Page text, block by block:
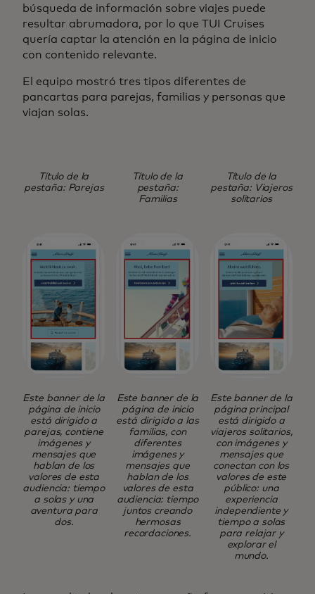
búsqueda de información sobre viajes puede
resultar abrumadora, por lo que TUI Cruises
quería captar la atención en la página de inicio
con contenido relevante.
El equipo mostró tres tipos diferentes de
pancartas para parejas, familias y personas que
viajan solas.
Título de la
pestaña: Parejas
Título de la
pestaña:
Familias
Título de la
pestaña: Viajeros
solitarios
Este banner de la
página de inicio
está dirigido a
parejas, contiene
imágenes y
mensajes que
hablan de los
valores de esta
audiencia: tiempo
a solas y una
aventura para
dos.
Este banner de la
página de inicio
está dirigido a las
familias, con
diferentes
imágenes y
mensajes que
hablan de los
valores de esta
audiencia: tiempo
juntos creando
hermosas
recordaciones.
Este banner de la
página principal
está dirigido a
viajeros solitarios,
con imágenes y
mensajes que
conectan con los
valores de este
público: una
experiencia
independiente y
tiempo a solas
para relajar y
explorar el
mundo.